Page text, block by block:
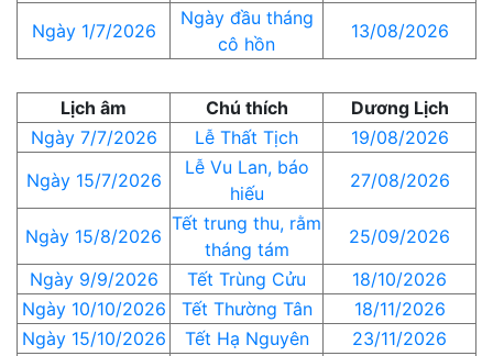
Ngày 1/7/2026
Ngày đầu tháng
cô hồn
13/08/2026
Lịch âm Chú thích
Dương Lịch
Ngày 7/7/2026
Lễ Thất Tịch
19/08/2026
Ngày 15/7/2026
Lễ Vu Lan, báo
hiếu
27/08/2026
Ngày 15/8/2026
Tết trung thu, rằm
tháng tám
25/09/2026
Ngày 9/9/2026
Tết Trùng Cửu
18/10/2026
Ngày 10/10/2026
Tết Thường Tân
18/11/2026
Ngày 15/10/2026
Tết Hạ Nguyên 23/11/2026